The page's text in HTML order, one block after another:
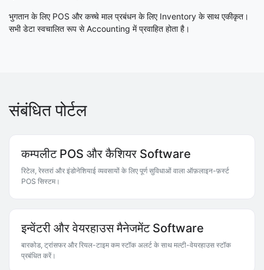
भुगतान के लिए POS और कच्चे माल प्रबंधन के लिए Inventory के साथ एकीकृत।
सभी डेटा स्वचालित रूप से Accounting में प्रवाहित होता है।
संबंधित पोर्टल
कम्पलीट POS और कैशियर Software
रिटेल, रेस्तरां और इंडोनेशियाई व्यवसायों के लिए पूर्ण सुविधाओं वाला ऑफ़लाइन-फ़र्स्ट
POS सिस्टम।
इन्वेंटरी और वेयरहाउस मैनेजमेंट Software
बारकोड, ट्रांसफर और रियल-टाइम कम स्टॉक अलर्ट के साथ मल्टी-वेयरहाउस स्टॉक
प्रबंधित करें।